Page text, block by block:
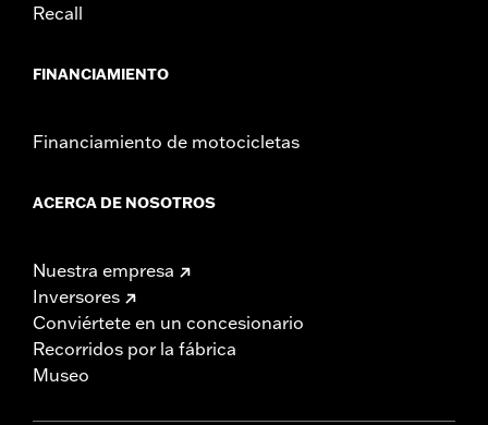
Recall
FINANCIAMIENTO
Financiamiento de motocicletas
ACERCA DE NOSOTROS
Nuestra empresa
Inversores
Conviértete en un concesionario
Recorridos por la fábrica
Museo